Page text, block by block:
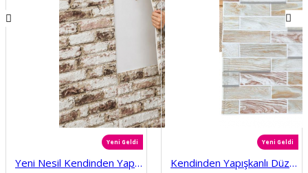
Yeni Geldi
Yeni Nesil Kendinden Yapışkanlı Esnek Sünger Renkli 3D Taş Tuğla Desen Duvar Kağıdı Paneli nw208
Yeni Geldi
Kendinden Yapışkanlı Düz Tuğla Desenli 3D Gri 68cmx68cm Salon Ev Köpük Duvar Paneli Kağıdı NW197